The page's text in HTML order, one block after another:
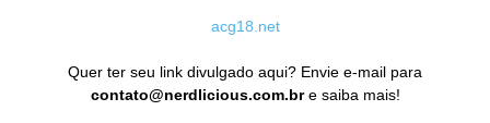
acg18.net
Quer ter seu link divulgado aqui? Envie e-mail para
contato@nerdlicious.com.bre saiba mais!